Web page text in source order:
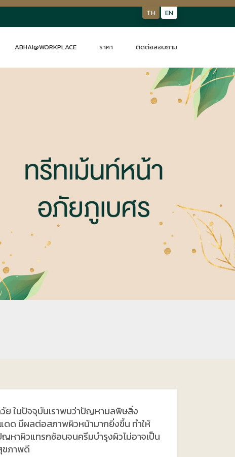
TH EN
ABHAI@WORKPLACE ราคา ติดต่อสอบถาม
ย ในปัจจุบันเราพบว่าปัญหามลพิษสิ่ง
ดด มีผลต่อสภาพผิวหน้ามากยิ่งขึ้น ทำให้
หาผิวแทรกซ้อนจนครีมบำรุงผิวไม่อาจเป็น
ขภาพดี